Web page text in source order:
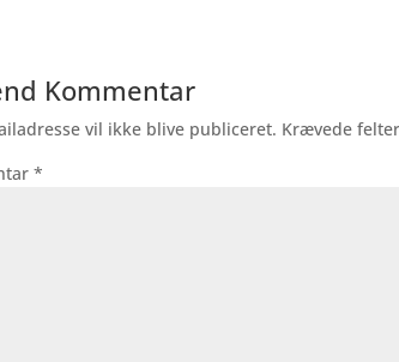
Kommentar
vil ikke blive publiceret. Krævede
*